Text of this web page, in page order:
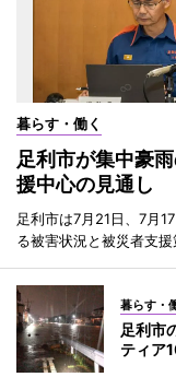
暮らす・働く
足利市が集中豪
援中心の見通し
足利市は7月21日、7月
る被害状況と被災者支援
暮らす・
足利市
ティア